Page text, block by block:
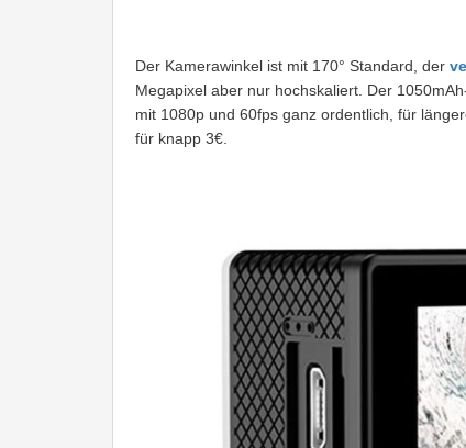
Der Kamerawinkel ist mit 170° Standard, der
Megapixel aber nur hochskaliert. Der
mit 1080p und 60fps ganz ordentlich, für
für knapp 3€.